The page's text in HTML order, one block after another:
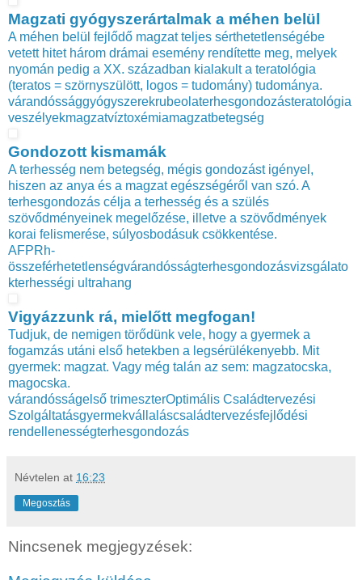
Magzati gyógyszerártalmak a méhen belül
A méhen belül fejlődő magzat teljes sérthetetlenségébe
vetett hitet három drámai esemény rendítette meg, melyek
nyomán pedig a XX. században kialakult a teratológia
(teratos = szörnyszülött, logos = tudomány) tudománya.
várandóssággyógyszerekrubeolaterhesgondozásteratológia
veszélyekmagzatvíztoxémiamagzatbetegség
Gondozott kismamák
A terhesség nem betegség, mégis gondozást igényel,
hiszen az anya és a magzat egészségéről van szó. A
terhesgondozás célja a terhesség és a szülés
szövődményeinek megelőzése, illetve a szövődmények
korai felismerése, súlyosbodásuk csökkentése.
AFPRh-
összeférhetetlenségvárandósságterhesgondozásvizsgálato
kterhességi ultrahang
Vigyázzunk rá, mielőtt megfogan!
Tudjuk, de nemigen törődünk vele, hogy a gyermek a
fogamzás utáni első hetekben a legsérülékenyebb. Mit
gyermek: magzat. Vagy még talán az sem: magzatocska,
magocska.
várandósságelső trimeszterOptimális Családtervezési
Szolgáltatásgyermekvállaláscsaládtervezésfejlődési
rendellenességterhesgondozás
Névtelen at 16:23
Megosztás
Nincsenek megjegyzések: